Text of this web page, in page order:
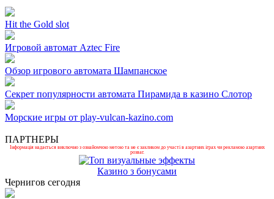
Hit the Gold slot
Игровой автомат Aztec Fire
Обзор игрового автомата Шампанское
Секрет популярности автомата Пирамида в казино Слотор
Морские игры от play-vulcan-kazino.com
ПАРТНЕРЫ
Інформація надається виключно з ознайомчою метою та не є закликом до участі в азартних іграх чи рекламою азартних
розваг.
Казино з бонусами
Чернигов сегодня